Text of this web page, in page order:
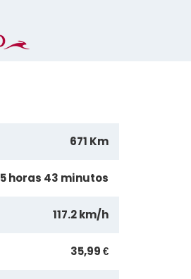
671 Km
5 horas 43 minutos
117.2 km/h
35,99 €